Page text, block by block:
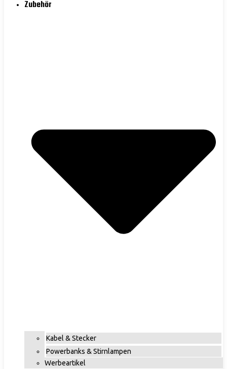
Zubehör
Kabel & Stecker
Powerbanks & Stirnlampen
Werbeartikel